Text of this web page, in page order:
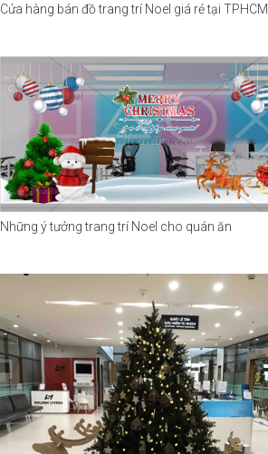
Cửa hàng bán đồ trang trí Noel giá rẻ tại TPHCM
Những ý tưởng trang trí Noel cho quán ăn